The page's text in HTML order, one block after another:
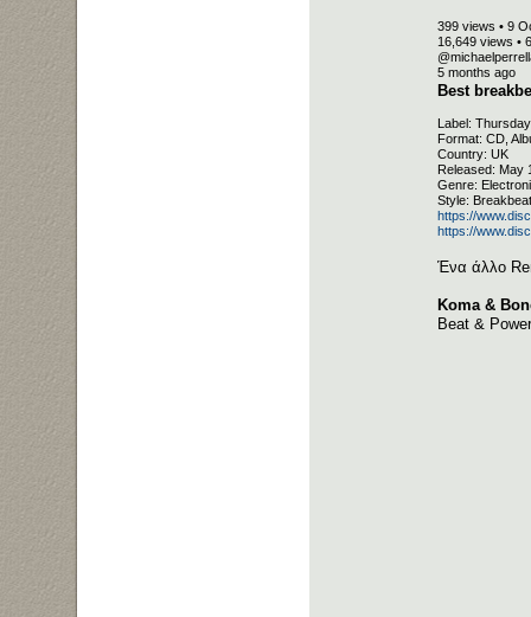
399 views • 9
16,649 views •
5 months ago
Best
Label:
Format: CD,
Country: UK
Released: May
Genre:
Style:
https://
https://
Ένα άλλο
Koma &
Beat &